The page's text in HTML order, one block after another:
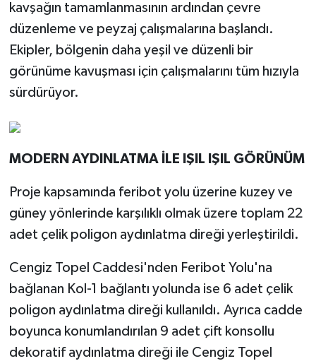
kavşağın tamamlanmasının ardından çevre
düzenleme ve peyzaj çalışmalarına başlandı.
Ekipler, bölgenin daha yeşil ve düzenli bir
görünüme kavuşması için çalışmalarını tüm hızıyla
sürdürüyor.
MODERN AYDINLATMA İLE IŞIL IŞIL GÖRÜNÜM
Proje kapsamında feribot yolu üzerine kuzey ve
güney yönlerinde karşılıklı olmak üzere toplam 22
adet çelik poligon aydınlatma direği yerleştirildi.
Cengiz Topel Caddesi'nden Feribot Yolu'na
bağlanan Kol-1 bağlantı yolunda ise 6 adet çelik
poligon aydınlatma direği kullanıldı. Ayrıca cadde
boyunca konumlandırılan 9 adet çift konsollu
dekoratif aydınlatma direği ile Cengiz Topel